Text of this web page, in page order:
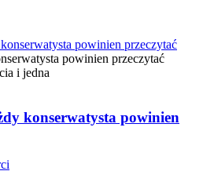
powinien przeczytać
i jedna
konserwatysta powinien